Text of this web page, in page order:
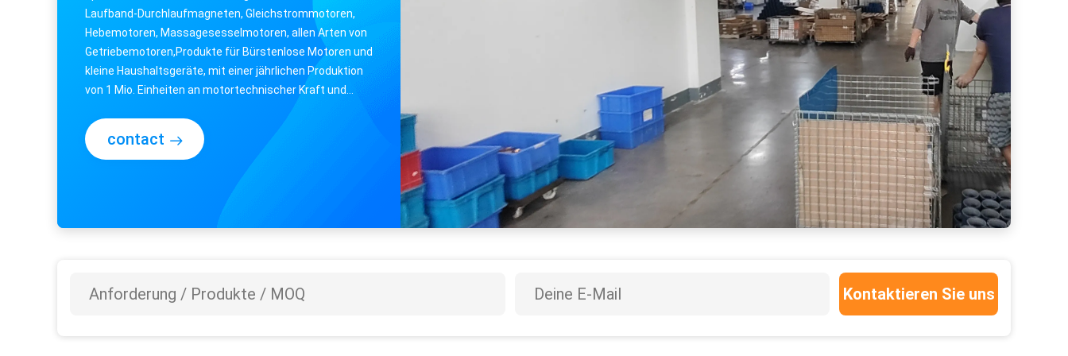
Laufband-Durchlaufmagneten, Gleichstrommotoren,
Hebemotoren, Massagesesselmotoren, allen Arten von
Getriebemotoren,Produkte für Bürstenlose Motoren und
kleine Haushaltsgeräte, mit einer jährlichen Produktion
von 1 Mio. Einheiten an motortechnischer Kraft und
Verarbeitungskapazität, werden die Produkte ...
contact
Kontaktieren Sie uns